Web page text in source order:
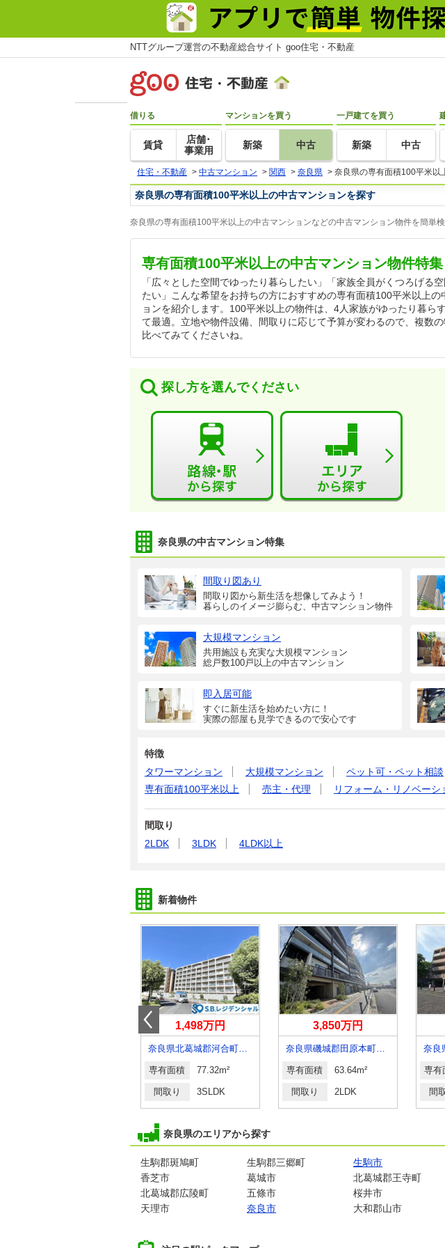
NTTグループ運営の不動産総合サイト goo住宅・不動産
借りる
賃貸
店舗･
事業用
マンションを買う
新築 中古
一戸建てを買う
新築 中古
住宅・不動産 > 中古マンション > 関西 > 奈良県 > 奈良県の専有面積100平米以
奈良県の専有面積100平米以上の中古マンションを探す
奈良県の専有面積100平米以上の中古マンションなどの中古マンション物件を簡単
専有面積100平米以上の中古マンション物件特集
「広々とした空間でゆったり暮らしたい」「家族全員がくつろげる空
たい」こんな希望をお持ちの方におすすめの専有面積100平米以上の
ョンを紹介します。100平米以上の物件は、4人家族がゆったり暮ら
て最適。立地や物件設備、間取りに応じて予算が変わるので、複数
比べてみてくださいね。
探し方を選んでください
奈良県の中古マンション特集
間取り図あり
間取り図から新生活を想像してみよう！
暮らしのイメージ膨らむ、中古マンション物件
大規模マンション
共用施設も充実な大規模マンション
総戸数100戸以上の中古マンション
即入居可能
すぐに新生活を始めたい方に！
実際の部屋も見学できるので安心です
特徴
タワーマンション
大規模マンション ペット可・ペット相談
専有面積100平米以上
売主・代理 リフォーム・リノベーシ
間取り
2LDK
3LDK 4LDK以上
新着物件
1,498万円
奈良県北葛城郡河合町大字城内
専有面積 77.32m²
間取り 3SLDK
3,850万円
奈良県磯城郡田原本町幸町
専有面積 63.64m²
間取り 2LDK
奈良
専有
間
奈良県のエリアから探す
生駒郡斑鳩町 生駒郡三郷町 生駒市
香芝市
葛城市 北葛城郡王寺町
北葛城郡広陵町
五條市 桜井市
天理市
奈良市 大和郡山市